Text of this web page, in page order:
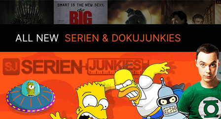
ALL NEW SERIEN & DOKUJUNKIES